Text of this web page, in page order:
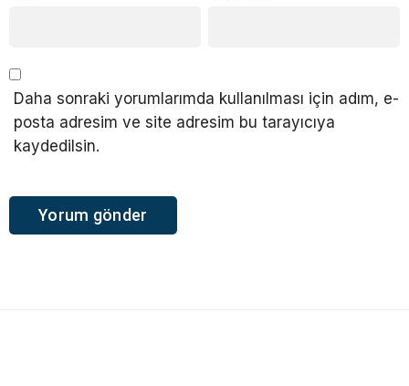
Daha sonraki yorumlarımda kullanılması için adım, e-
posta adresim ve site adresim bu tarayıcıya
kaydedilsin.